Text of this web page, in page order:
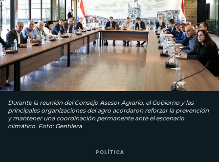
Durante la reunión del Consejo Asesor Agrario, el Gobierno y las
principales organizaciones del agro acordaron reforzar la prevención
y mantener una coordinación permanente ante el escenario
climático. Foto: Gentileza
POLÍTICA